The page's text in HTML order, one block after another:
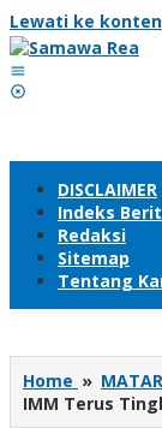
Lewati ke konten
DISCLAIMER
Indeks
Redaksi
Sitemap
Tentang
Home »
IMM Terus